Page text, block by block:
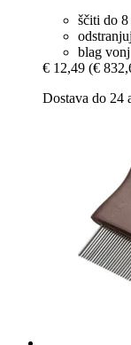
ščiti do
blag
€ 12,49 (€
Dostava do 24